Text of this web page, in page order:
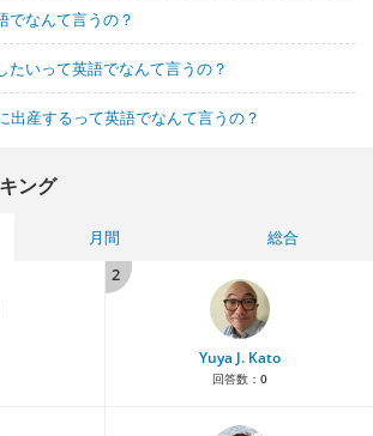
でなんて言うの？
たいって英語でなんて言うの？
出産するって英語でなんて言うの？
ング
月間
総合
2
Yuya J. Kato
回答数： 0